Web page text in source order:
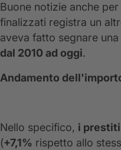
Buone notizie anche
finalizzati registra un
aveva fatto segnare
dal 2010 ad oggi.
Andamento
Nello specifico, i
(+7,1% rispetto allo